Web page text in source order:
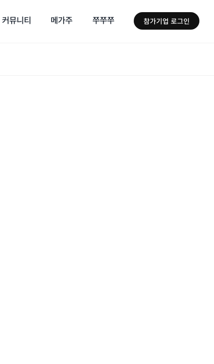
커뮤니티 메가주 쭈쭈쭈 참가기업 로그인